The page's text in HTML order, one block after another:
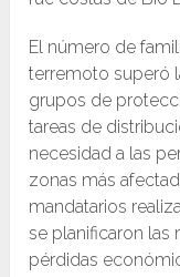
El número de
terremoto superó
grupos de
tareas de
necesidad a las
zonas más
mandatarios
se planificaron las
pérdidas